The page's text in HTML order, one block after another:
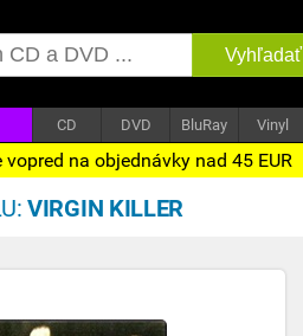
Vyhľadať
CD DVD BluRay Vinyl
na objednávky nad 45 EUR
VIRGIN KILLER